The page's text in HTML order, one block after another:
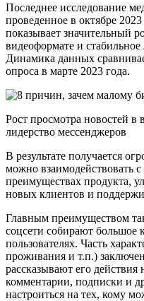
Последнее исследование
проведенное в октябре
показывает значительный
видеоформате и
Динамика данных
опроса в марте 2023 года.
Рост просмотра новостей в
лидерство мессенджеров
В результате получается
можно взаимодействовать
преимуществах продукта,
новых клиентов и
Главным преимуществом
соцсети собирают большое
пользователях. Часть
проживания и т.п.)
рассказывают его
комментарии, подписки и
настроиться на тех, кому